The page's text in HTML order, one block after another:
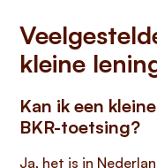
kleine
Kan ik een
BKR-toetsing?
Ja, het is in